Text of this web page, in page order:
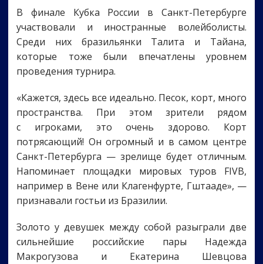
В финале Кубка России в Санкт-Петербурге
участвовали и иностранные волейболисты.
Среди них бразильянки Талита и Тайана,
которые тоже были впечатлены уровнем
проведения турнира.
«Кажется, здесь все идеально. Песок, корт, много
пространства. При этом зрители рядом
с игроками, это очень здорово. Корт
потрясающий! Он огромный и в самом центре
Санкт-Петербурга — зрелище будет отличным.
Напоминает площадки мировых туров FIVB,
например в Вене или Клагенфурте, Гштааде», —
признавали гостьи из Бразилии.
Золото у девушек между собой разыграли две
сильнейшие российские пары Надежда
Макрогузова и Екатерина Шевцова